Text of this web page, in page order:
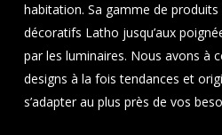
habitation. Sa gamme de produits
décoratifs Latho jusqu’aux
par les luminaires. Nous avons à
designs à la fois tendances et
s’adapter au plus près de vos